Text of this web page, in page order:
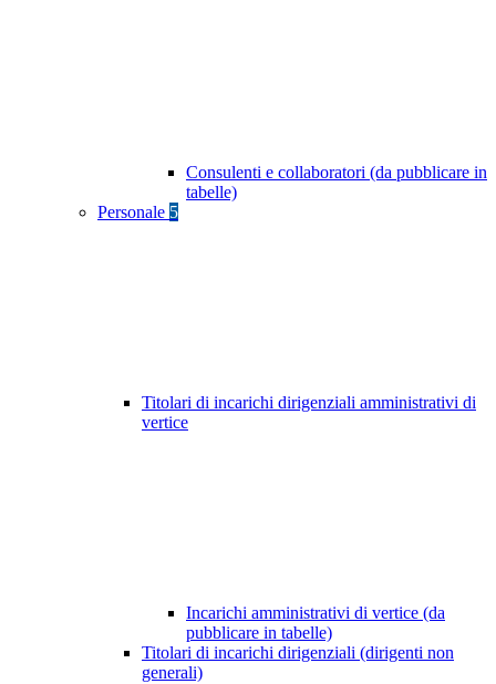
Consulenti e collaboratori (da pubblicare in
tabelle)
Personale 5
Titolari di incarichi dirigenziali amministrativi di
vertice
Incarichi amministrativi di vertice (da
pubblicare in tabelle)
Titolari di incarichi dirigenziali (dirigenti non
generali)